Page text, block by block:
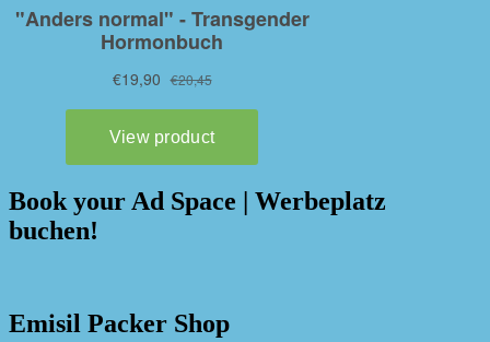
Book your Ad Space | Werbeplatz
buchen!
Emisil Packer Shop